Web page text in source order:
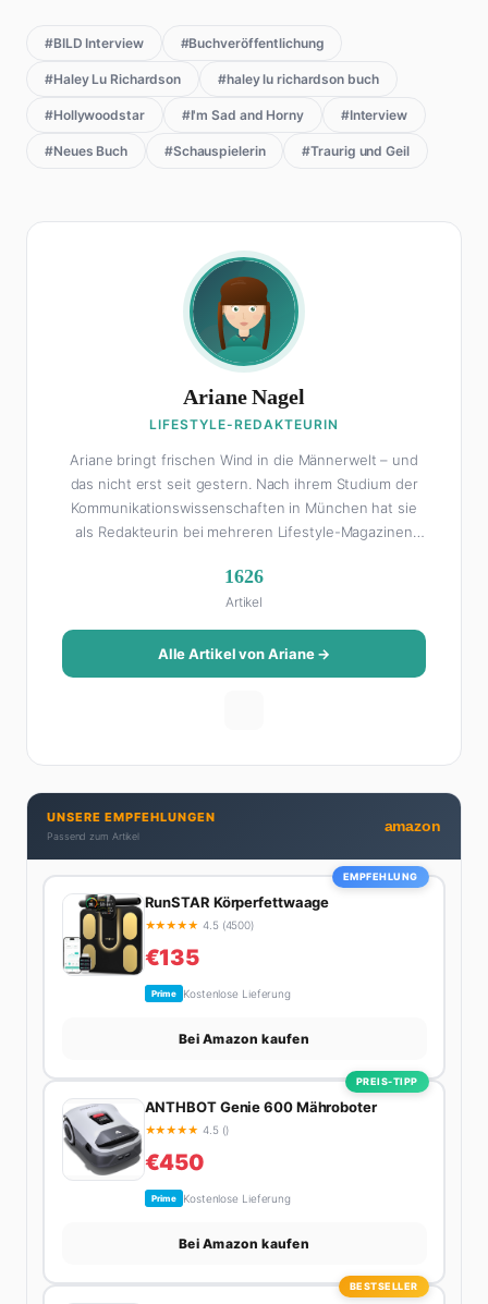
#BILD Interview #Buchveröffentlichung
#Haley Lu Richardson #haley lu richardson buch
#Hollywoodstar #I'm Sad and Horny #Interview
#Neues Buch #Schauspielerin #Traurig und Geil
Ariane Nagel
LIFESTYLE-REDAKTEURIN
Ariane bringt frischen Wind in die Männerwelt – und
das nicht erst seit gestern. Nach ihrem Studium der
Kommunikationswissenschaften in München hat sie
als Redakteurin bei mehreren Lifestyle-Magazinen
Als Lifestyle-Redakteurin schreibt sie über alles, was
das Leben schöner macht: von Interior Design und
Reise-Tipps über Food-Trends bis hin zu
Beziehungsratgebern, die auch Männer gerne lesen.
Ihre Geheimwaffe: Sie weiß genau, was Frauen an
Brunch-Spot der Stadt. Ihre Interior-Tipps basieren
auf echter Erfahrung – ihre Wohnung wurde schon
zweimal in Design-Blogs gefeatured.
1626
Artikel
Alle Artikel von Ariane →
UNSERE EMPFEHLUNGEN
Passend zum Artikel
amazon
EMPFEHLUNG
RunSTAR Körperfettwaage
★★★★★ 4.5 (4500)
€135
Prime Kostenlose Lieferung
Bei Amazon kaufen
PREIS-TIPP
ANTHBOT Genie 600 Mähroboter
★★★★★ 4.5 ()
€450
Prime Kostenlose Lieferung
Bei Amazon kaufen
BESTSELLER